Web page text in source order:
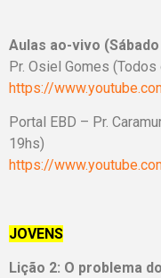
Aulas ao-vivo
Pr. Osiel Gomes
https://
Portal EBD – Pr.
19hs)
https://
JOVENS
Lição 2: O problema